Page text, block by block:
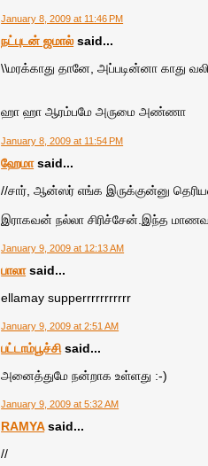
January 8, 2009 at 11:46 PM
நட்புடன் ஜமால்said...
\\மரக்காது தானே, அப்படின்னா காது
ஹா ஹா ஆரம்பமே அருமை அண்ணா
January 8, 2009 at 11:54 PM
ஹேமாsaid...
//சார், ஆன்ஸர் எங்க இருக்குன்னு
இராகவன் நல்லா சிரிச்சேன்.இந்த
January 9, 2009 at 12:13 AM
பாலாsaid...
ellamay supperrrrrrrrrrr
January 9, 2009 at 2:51 AM
பட்டாம்பூச்சிsaid...
அனைத்துமே நன்றாக உள்ளது :-)
January 9, 2009 at 5:32 AM
RAMYAsaid...
//